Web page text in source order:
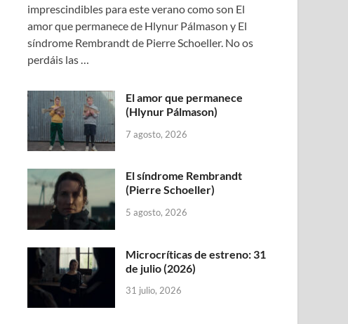
imprescindibles para este verano como son El
amor que permanece de Hlynur Pálmason y El
síndrome Rembrandt de Pierre Schoeller. No os
perdáis las …
El amor que permanece
(Hlynur Pálmason)
7 agosto, 2026
El síndrome Rembrandt
(Pierre Schoeller)
5 agosto, 2026
Microcríticas de estreno: 31
de julio (2026)
31 julio, 2026